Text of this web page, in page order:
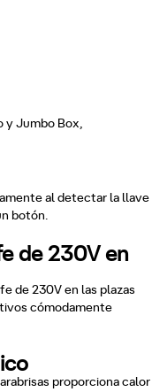
y Jumbo Box,
al detectar la llave
botón.
de 230V en
de 230V en las plazas
cómodamente
proporciona calor